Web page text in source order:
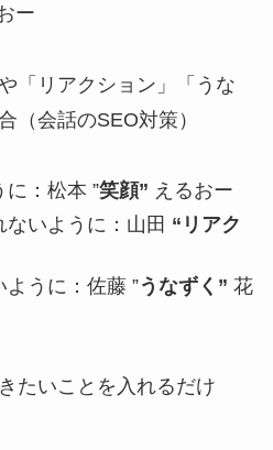
ー
「リアクション」「うな
（会話のSEO対策）
：松本 ”笑顔” えるおー
ないように：山田 “リアク
うに：佐藤 ”うなずく” 花
たいことを入れるだけ